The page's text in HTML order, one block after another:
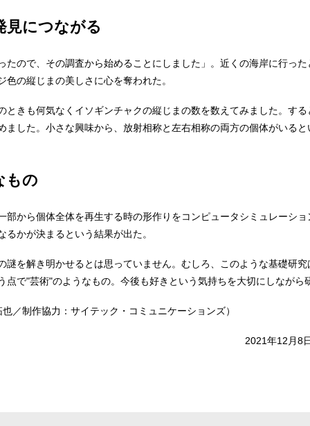
見につながる
たので、その調査から始めることにしました」。近くの海岸に行っ
の縦じまの美しさに心を奪われた。
ときも何気なくイソギンチャクの縦じまの数を数えてみました。す
ました。小さな興味から、放射相称と左右相称の両方の個体がいる
もの
部から個体全体を再生する時の形作りをコンピュータシミュレーシ
かが決まるという結果が出た。
謎を解き明かせるとは思っていません。むしろ、このような基礎研
点で"芸術"のようなもの。今後も好きという気持ちを大切にしながら
／制作協力：サイテック・コミュニケーションズ）
2021年12月8